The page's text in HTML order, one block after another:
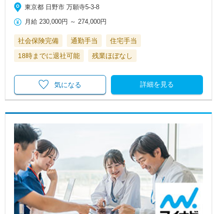
東京都 日野市 万願寺5-3-8
月給 230,000円 ～ 274,000円
社会保険完備 通勤手当
住宅手当
18時までに退社可能
残業ほぼなし
詳細を見る
気になる